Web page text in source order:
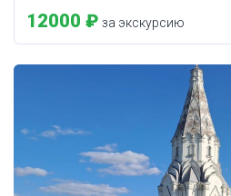
12000 ₽ за экскурсию